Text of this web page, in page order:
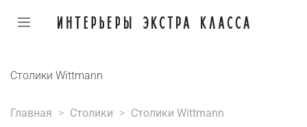
Столики Wittmann
Главная Столики Столики Wittmann